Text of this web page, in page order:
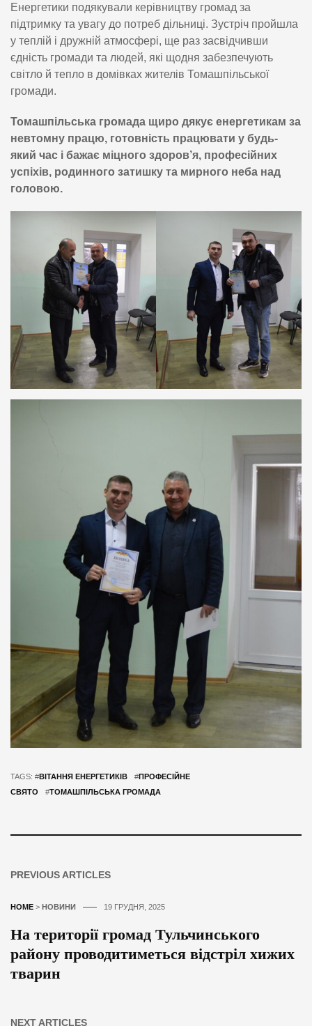
Енергетики подякували керівництву громад за
підтримку та увагу до потреб дільниці. Зустріч пройшла
у теплій і дружній атмосфері, ще раз засвідчивши
єдність громади та людей, які щодня забезпечують
світло й тепло в домівках жителів Томашпільської
громади.
Томашпільська громада щиро дякує енергетикам за
невтомну працю, готовність працювати у будь-
який час і бажає міцного здоров’я, професійних
успіхів, родинного затишку та мирного неба над
головою.
TAGS: #ВІТАННЯ ЕНЕРГЕТИКІВ #ПРОФЕСІЙНЕ
СВЯТО
#ТОМАШПІЛЬСЬКА ГРОМАДА
PREVIOUS ARTICLES
HOME > НОВИНИ 19 ГРУДНЯ, 2025
На території громад Тульчинського
району проводитиметься відстріл хижих
тварин
NEXT ARTICLES